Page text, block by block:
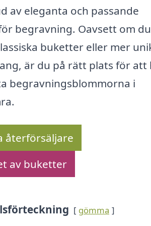
av eleganta och passande
begravning. Oavsett om du
buketter eller mer
är du på rätt plats för att
begravningsblommorna i
återförsäljare
av buketter
gömma